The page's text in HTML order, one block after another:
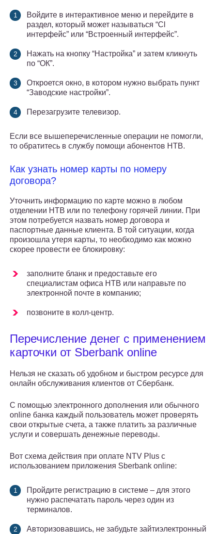
Войдите в интерактивное меню и перейдите в
раздел, который может называться “Cl
интерфейс” или “Встроенный интерфейс”.
Нажать на кнопку “Настройка” и затем кликнуть
по “ОК”.
Откроется окно, в котором нужно выбрать пункт
“Заводские настройки”.
Перезагрузите телевизор.
Если все вышеперечисленные операции не помогли,
то обратитесь в службу помощи абонентов НТВ.
Как узнать номер карты по номеру
договора?
Уточнить информацию по карте можно в любом
отделении НТВ или по телефону горячей линии. При
этом потребуется назвать номер договора и
паспортные данные клиента. В той ситуации, когда
произошла утеря карты, то необходимо как можно
скорее провести ее блокировку:
заполните бланк и предоставьте его
специалистам офиса НТВ или направьте по
электронной почте в компанию;
позвоните в колл-центр.
Перечисление денег с применением
карточки от Sberbank online
Нельзя не сказать об удобном и быстром ресурсе для
онлайн обслуживания клиентов от Сбербанк.
С помощью электронного дополнения или обычного
online банка каждый пользователь может проверять
свои открытые счета, а также платить за различные
услуги и совершать денежные переводы.
Вот схема действия при оплате NTV Plus с
использованием приложения Sberbank online:
Пройдите регистрацию в системе – для этого
нужно распечатать пароль через один из
терминалов.
Авторизовавшись, не забудьте зайтиэлектронный